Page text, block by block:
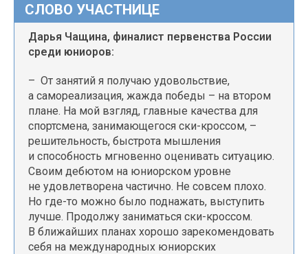
СЛОВО УЧАСТНИЦЕ
Дарья Чащина, финалист первенства России
среди юниоров:
– От занятий я получаю удовольствие,
а самореализация, жажда победы – на втором
плане. На мой взгляд, главные качества для
спортсмена, занимающегося ски-кроссом, –
решительность, быстрота мышления
и способность мгновенно оценивать ситуацию.
Своим дебютом на юниорском уровне
не удовлетворена частично. Не совсем плохо.
Но где-то можно было поднажать, выступить
лучше. Продолжу заниматься ски-кроссом.
В ближайших планах хорошо зарекомендовать
себя на международных юниорских